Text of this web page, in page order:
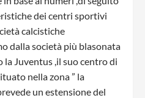
dei centri sportivi
calcistiche
dalla società più blasonata
la Juventus ,il suo centro di
nella zona ” la
un estensione del